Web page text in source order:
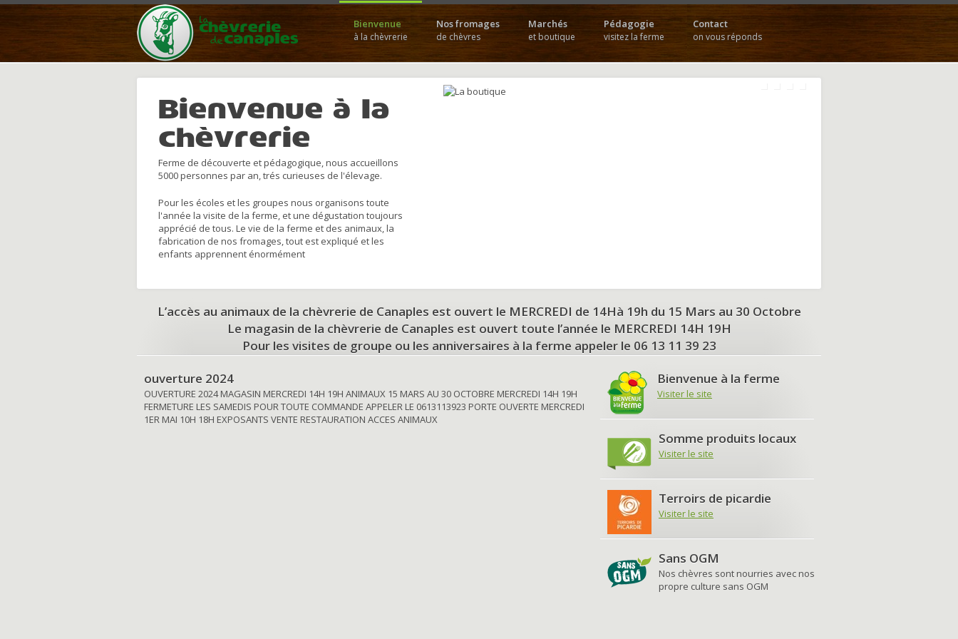
Bienvenue
à la chèvrerie
Nos fromages
de chèvres
Marchés
et boutique
Pédagogie
visitez la ferme
Contact
on vous réponds
Bienvenue à la
chèvrerie
Ferme de découverte et pédagogique, nous accueillons
5000 personnes par an, trés curieuses de l'élevage.
Pour les écoles et les groupes nous organisons toute
l'année la visite de la ferme, et une dégustation toujours
apprécié de tous. Le vie de la ferme et des animaux, la
fabrication de nos fromages, tout est expliqué et les
enfants apprennent énormément
L’accès au animaux de la chèvrerie de Canaples est ouvert le MERCREDI de 14Hà 19h du 15 Mars au 30 Octobre
Le magasin de la chèvrerie de Canaples est ouvert toute l’année le MERCREDI 14H 19H
Pour les visites de groupe ou les anniversaires à la ferme appeler le 06 13 11 39 23
ouverture 2024
OUVERTURE 2024 MAGASIN MERCREDI 14H 19H ANIMAUX 15 MARS AU 30 OCTOBRE MERCREDI 14H 19H
FERMETURE LES SAMEDIS POUR TOUTE COMMANDE APPELER LE 0613113923 PORTE OUVERTE MERCREDI
1ER MAI 10H 18H EXPOSANTS VENTE RESTAURATION ACCES ANIMAUX
Bienvenue à la ferme
Visiter le site
Somme produits locaux
Visiter le site
Terroirs de picardie
Visiter le site
Sans OGM
Nos chèvres sont nourries avec nos
propre culture sans OGM